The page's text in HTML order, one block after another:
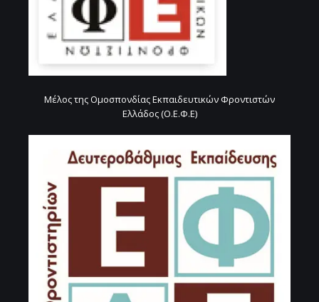
Μέλος της Ομοσπονδίας Εκπαιδευτικών Φροντιστών
Ελλάδος (Ο.Ε.Φ.Ε)